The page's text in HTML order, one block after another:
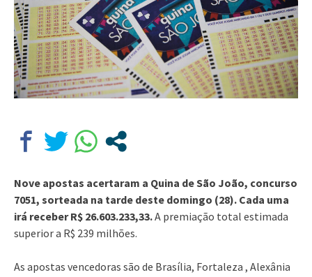
Nove apostas acertaram a Quina de São João, concurso
7051, sorteada na tarde deste domingo (28). Cada uma
irá receber R$ 26.603.233,33.A premiação total estimada
superior a R$ 239 milhões.
As apostas vencedoras são de Brasília, Fortaleza , Alexânia